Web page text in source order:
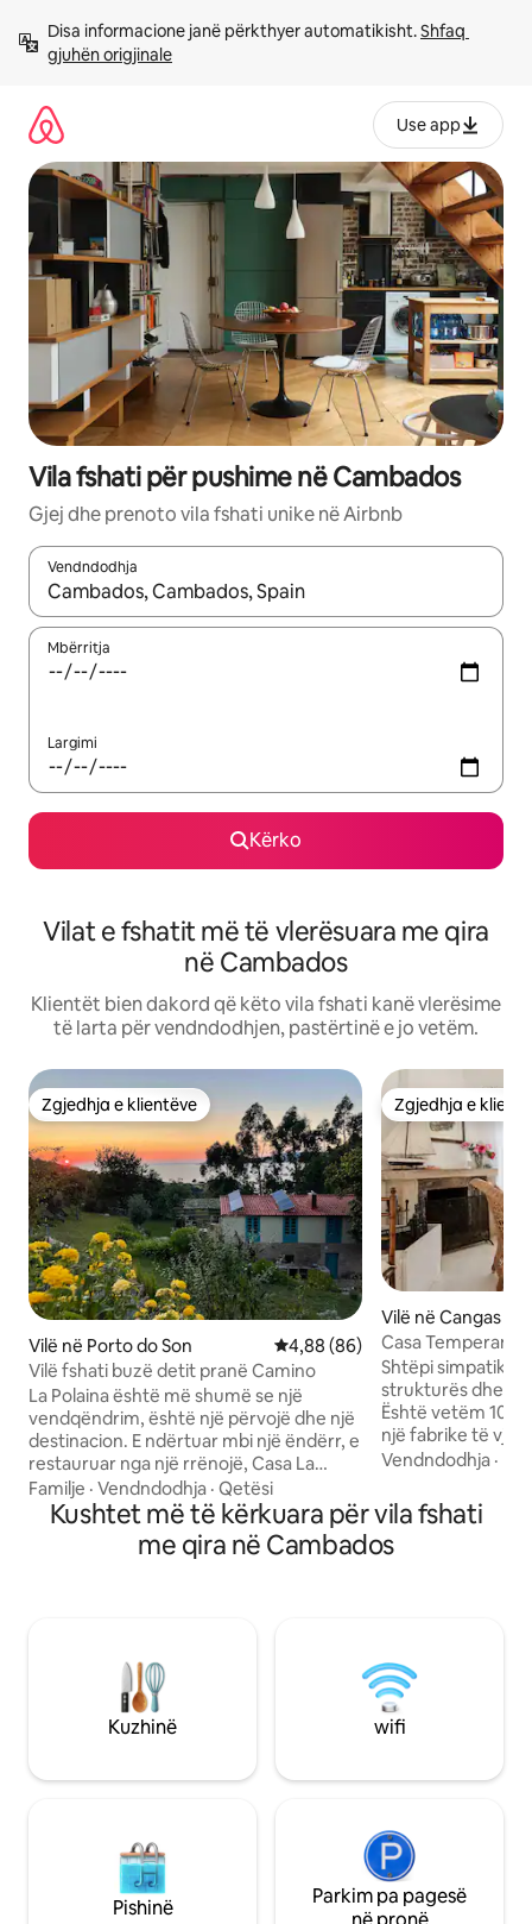
përmbajtja
Disa informacione janë përkthyer automatikisht. Shfaq
gjuhën origjinale
Use app
Vila fshati për pushime në Cambados
Gjej dhe prenoto vila fshati unike në Airbnb
Vendndodhja
Kur rezultatet të jenë të disponueshme, lëviz me butonat e
Mbërritja
Largimi
Kërko
Vilat e fshatit më të vlerësuara me qira
në Cambados
Klientët bien dakord që këto vila fshati kanë vlerësime
të larta për vendndodhjen, pastërtinë e jo vetëm.
Zgjedhja e klientëve
Zgjedhja e klientëve
Vilë në Porto do Son Vlerësimi mesatar 4,88 nga 5,
4,88 (86)
Vilë fshati buzë detit pranë Camino
La Polaina është më shumë se një
vendqëndrim, është një përvojë dhe një
destinacion. E ndërtuar mbi një ëndërr, e
restauruar nga një rrënojë, Casa La
Polaina është një vend për t'u shkëputur
dhe për t'u rigjeneruar. Shijo paqen e
plotë dhe pamjet e mrekullueshme të
elektrike dhe ngrohje të plotë në të
gjithë shtëpinë, me të njëjtën ndjesi të
kthimit në natyrë.
Familje · Vendndodhja · Qetësi
Zgjedhja e
Zgjedhja e
Vilë në Cangas
Casa Temperan,
Shtëpi simpatike
strukturës dhe
Është vetëm 10
një fabrike të
Temperan. Ka 4
dopio në katin e
katin përdhes. Të
kanë pamje nga
nga deti dhe
dhe me zyrë.
Vendndodhja ·
Kushtet më të kërkuara për vila fshati
me qira në Cambados
Kuzhinë wifi
Pishinë
Parkim pa pagesë